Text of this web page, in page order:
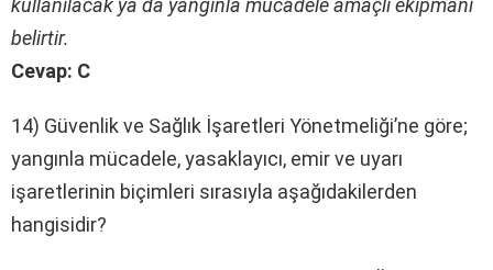
belirtir.
Cevap: C
14) Güvenlik ve Sağlık İşaretleri Yönetmeliği’ne göre;
yangınla mücadele, yasaklayıcı, emir ve uyarı
işaretlerinin biçimleri sırasıyla aşağıdakilerden
hangisidir?